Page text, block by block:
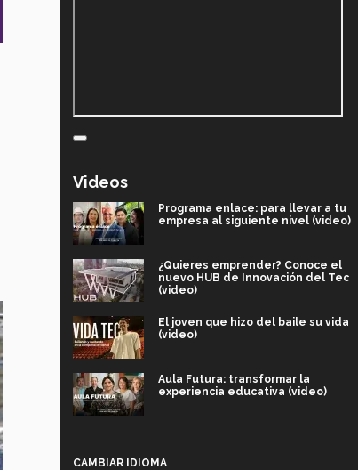
Videos
Programa enlace: para llevar a tu
empresa al siguiente nivel (video)
¿Quieres emprender? Conoce el
nuevo HUB de Innovación del Tec
(video)
El joven que hizo del baile su vida
(video)
Aula Futura: transformar la
experiencia educativa (video)
CAMBIAR IDIOMA